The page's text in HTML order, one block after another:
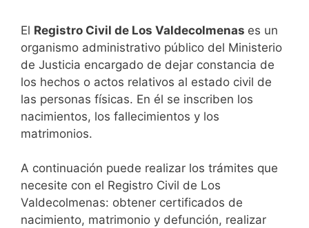
El Registro Civil de Los Valdecolmenas es un
organismo administrativo público del Ministerio
de Justicia encargado de dejar constancia de
los hechos o actos relativos al estado civil de
las personas físicas. En él se inscriben los
nacimientos, los fallecimientos y los
matrimonios.
A continuación puede realizar los trámites que
necesite con el Registro Civil de Los
Valdecolmenas: obtener certificados de
nacimiento, matrimonio y defunción, realizar